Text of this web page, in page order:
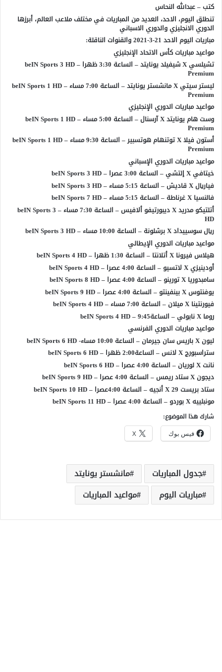
كتب – عبدالله النحاس
تنطلق اليوم، الاحد، العديد من المباريات في مختلف ملاعب العالم، أبرزها
الدوري الانجليزي والدوري الاسباني
مباريات اليوم الاحد 21-3-2021 والقنوات الناقلة:
مواعيد مباريات كأس الاتحاد الإنجليزي
تشيلسي X شيفيلد يونايتد – الساعة 3:30 ظهرا – beIN Sports 3 HD
Premium
ليستر سيتي X مانشستر يونايتد – الساعة 7:00 مساء – beIN Sports 1 HD
Premium
مواعيد مباريات الدوري الإنجليزي
وست هام يونايتد X آرسنال – الساعة 5:00 مساء – beIN Sports 1 HD
Premium
أستون فيلا X توتنهام هوتسبير – الساعة 9:30 مساء – beIN Sports 1 HD
Premium
مواعيد مباريات الدوري الإسباني
خيتافي X إلتشي – الساعة 3:00 عصرا – beIN Sports 3 HD
فياريال X قاديش – الساعة 5:15 مساء – beIN Sports 3 HD
فالنسيا X غرناطة – الساعة 5:15 مساء – beIN Sports 7 HD
أتلتيكو مدريد X ديبورتيفو ألافيس – الساعة 7:30 مساء – beIN Sports 3
HD
ريال سوسييداد X برشلونة – الساعة 10:00 مساء – beIN Sports 3 HD
مواعيد مباريات الدوري الإيطالي
هيلاس فيرونا X أتلانتا – الساعة 1:30 ظهرا – beIN Sports 4 HD
أودينيزي X لاتسيو – الساعة 4:00 عصرا – beIN Sports 4 HD
سامبدوريا X تورينو – الساعة 4:00 عصرا – beIN Sports 8 HD
يوفنتوس X بينفينتو – الساعة 4:00 عصرا – beIN Sports 9 HD
فيورنتينا X ميلان – الساعة 7:00 مساء – beIN Sports 4 HD
روما X نابولي – الساعة9:45 – beIN Sports 4 HD
مواعيد مباريات الدوري الفرنسي
ليون X باريس سان جيرمان – الساعة 10:00 مساء- beIN Sports 6 HD
ستراسبورج X لانس – الساعة2:00 ظهرا – beIN Sports 6 HD
نانت X لوريان – الساعة 4:00 عصرا – beIN Sports 6 HD
ديجون X ستاد ريمس – الساعة 4:00 عصرا – beIN Sports 9 HD
ستاد بريست 29 X أنجيه – الساعة 4:00عصرا – beIN Sports 10 HD
مونبلييه X بوردو – الساعة 4:00 عصرا – beIN Sports 11 HD
شارك هذا الموضوع:
فيس بوك X
جدول المباريات
مانشستر يونايتد
مباريات اليوم
مواعيد المباريات